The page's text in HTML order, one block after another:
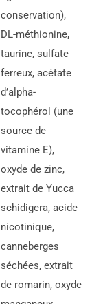
conservation),
DL-méthionine,
taurine, sulfate
ferreux, acétate
d’alpha-
tocophérol (une
source de
vitamine E),
oxyde de zinc,
extrait de Yucca
schidigera, acide
nicotinique,
canneberges
séchées, extrait
de romarin, oxyde